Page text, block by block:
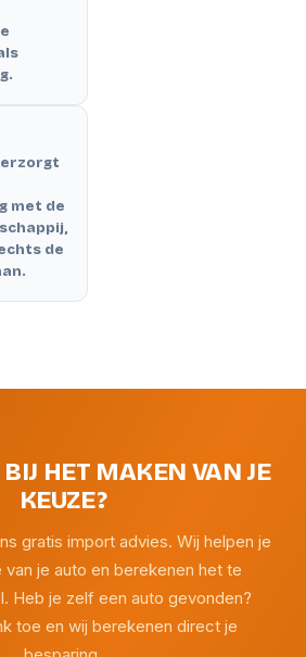
met de
de
HET MAKEN VAN JE
KEUZE?
gratis import advies. Wij helpen je
je auto en berekenen het te
Heb je zelf een auto gevonden?
toe en wij berekenen direct je